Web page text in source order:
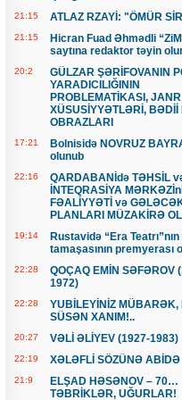
21:15 ATLAZ RZAYİ: "ÖMÜR
21:15
Hicran Fuad Əhmədli
saytına redaktor təyin
20:2
GÜLZAR ŞƏRİFOVANIN
YARADICILIĞININ
PROBLEMATİKASI, JANR
XÜSUSİYYƏTLƏRİ, BƏDİİ
OBRAZLARI
17:21
Bolnisidə NOVRUZ
olunub
22:16
QARDABANİdə TƏHSİL
İNTEQRASİYA
FƏALİYYƏTİ və
PLANLARI MÜZAKİRƏ
19:14
Rustavidə “Era
tamaşasının premyerası
22:28
QOÇAQ EMİN SƏFƏROV
1972)
22:28
YUBİLEYİNİZ MÜBARƏK,
SÜSƏN XANIM!..
20:27 VƏLİ ƏLİYEV (1927-1983)
22:19 XƏLƏFLİ SÖZÜNƏ ABİDƏ
21:9
ELŞAD HƏSƏNOV – 70…
TƏBRİKLƏR, UĞURLAR!